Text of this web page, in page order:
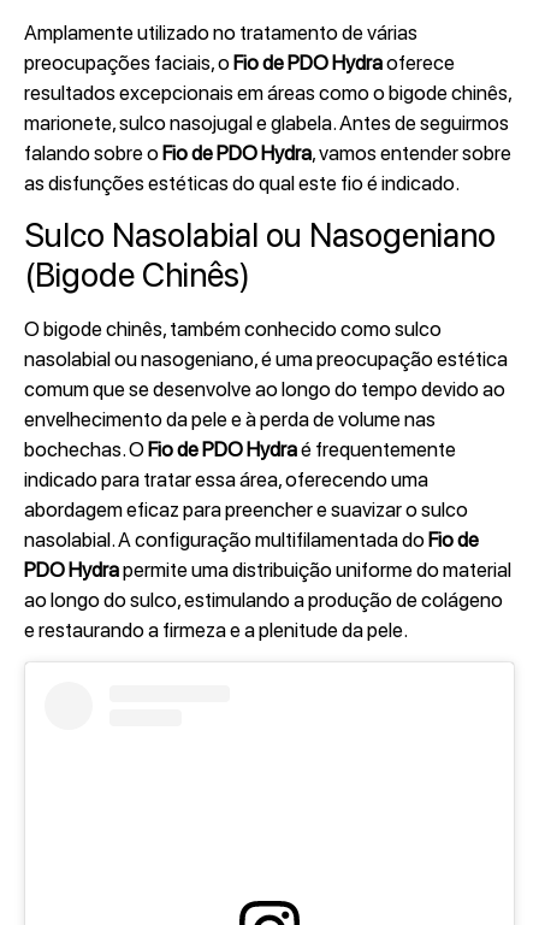
Amplamente utilizado no tratamento de várias
preocupações faciais, oFio de PDO Hydraoferece
resultados excepcionais em áreas como o bigode chinês,
marionete, sulco nasojugal e glabela. Antes de seguirmos
falando sobre oFio de PDO Hydra, vamos entender sobre
as disfunções estéticas do qual este fio é indicado.
Sulco Nasolabial ou Nasogeniano
(Bigode Chinês)
O bigode chinês, também conhecido como sulco
nasolabial ou nasogeniano, é uma preocupação estética
comum que se desenvolve ao longo do tempo devido ao
envelhecimento da pele e à perda de volume nas
bochechas. OFio de PDO Hydraé frequentemente
indicado para tratar essa área, oferecendo uma
abordagem eficaz para preencher e suavizar o sulco
nasolabial. A configuração multifilamentada doFio de
PDO Hydrapermite uma distribuição uniforme do material
ao longo do sulco, estimulando a produção de colágeno
e restaurando a firmeza e a plenitude da pele.